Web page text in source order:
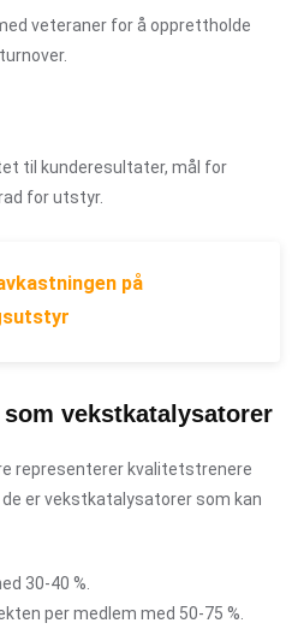
veteraner for å opprettholde
til kunderesultater, mål for
for utstyr.
på
vekstkatalysatorer
representerer kvalitetstrenere
er vekstkatalysatorer som kan
30-40 %.
per medlem med 50-75 %.